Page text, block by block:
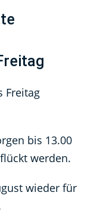
Freitag
bis 13.00
werden.
wieder für